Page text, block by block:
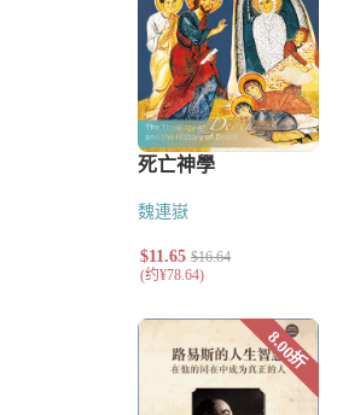
魏連嶽